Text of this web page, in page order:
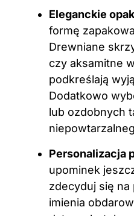
Eleganckie
formę
Drewniane
czy aksamitne
podkreślają
Dodatkowo
lub ozdobnych
Personalizacja
upominek
zdecyduj się na
imienia